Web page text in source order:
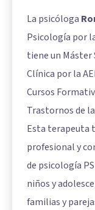
La psicóloga
Psicología por
tiene un
Clínica por la
Cursos
Trastornos de
Esta terapeuta
profesional y
de psicología
niños y
familias y